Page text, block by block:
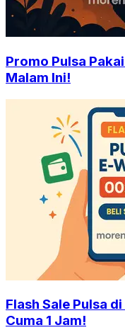
Promo Pulsa
Malam Ini!
Flash Sale Pulsa
Cuma 1 Jam!